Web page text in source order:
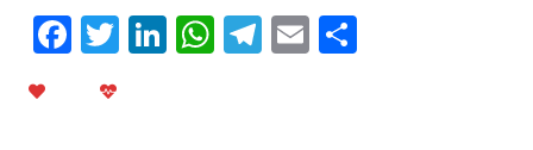
F T Li W T E